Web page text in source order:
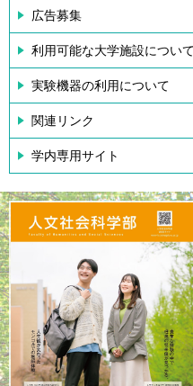
広告募集
利用可能な大学施設について
実験機器の利用について
関連リンク
学内専用サイト